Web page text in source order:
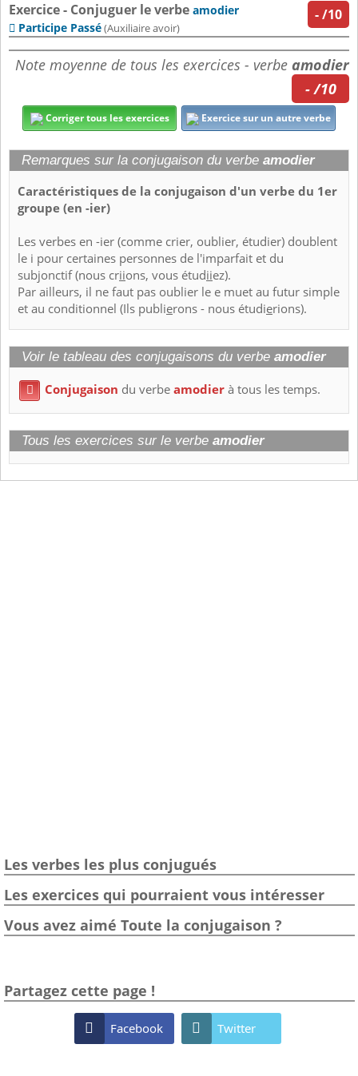
-/10
Exercice - Conjuguer le verbe amodier
 Participe Passé(Auxiliaire avoir)
Note moyenne de tous les exercices - verbe amodier
- /10
Corriger tous les exercices Exercice sur un autre verbe
Remarques sur la conjugaison du verbe amodier
Caractéristiques de la conjugaison d'un verbe du 1er
groupe (en -ier)
Les verbes en -ier (comme crier, oublier, étudier) doublent
le i pour certaines personnes de l'imparfait et du
subjonctif (nous criions, vous étudiiez).
Par ailleurs, il ne faut pas oublier le e muet au futur simple
et au conditionnel (Ils publierons - nous étudierions).
Voir le tableau des conjugaisons du verbe amodier
 Conjugaison du verbeamodierà tous les temps.
Tous les exercices sur le verbe amodier
Les verbes les plus conjugués
Les exercices qui pourraient vous intéresser
Vous avez aimé Toute la conjugaison ?
Partagez cette page !
 Facebook  Twitter